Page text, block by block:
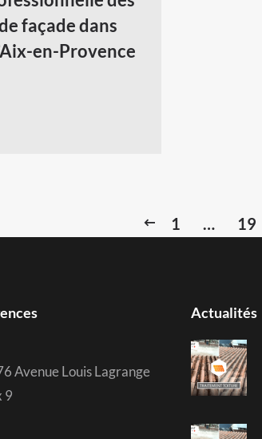
façade dans
en-Provence
1 … 19
Avenue Louis Lagrange
9
Actualités